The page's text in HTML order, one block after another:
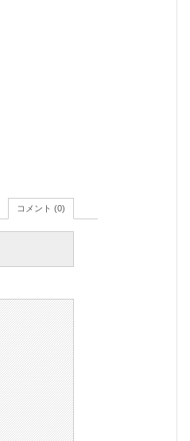
コメント (0)